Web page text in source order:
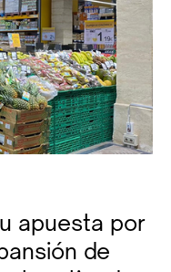
apuesta por
de